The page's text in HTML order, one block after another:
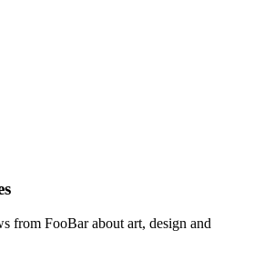
from FooBar about art, design and